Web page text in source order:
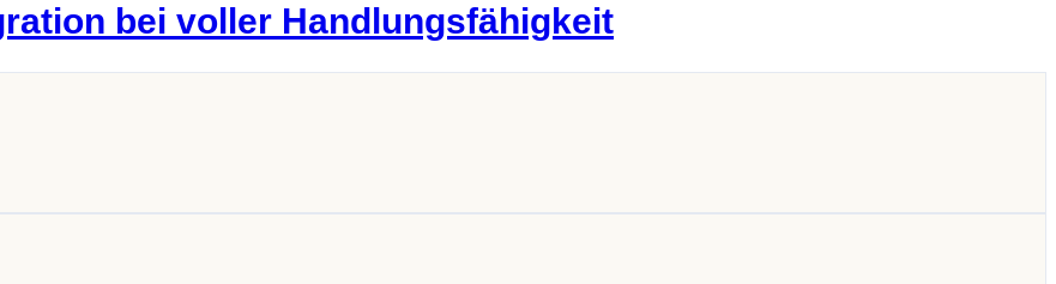
bei voller Handlungsfähigkeit